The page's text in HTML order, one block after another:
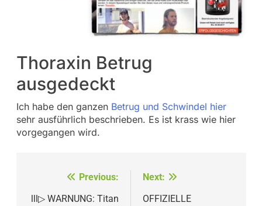
Thoraxin Betrug
ausgedeckt
Ich habe den ganzen Betrug und Schwindel hier
sehr ausführlich beschrieben. Es ist krass wie hier
vorgegangen wird.
Beitragsnavigation
Previous:
lll▷ WARNUNG: Titan
Next:
OFFIZIELLE